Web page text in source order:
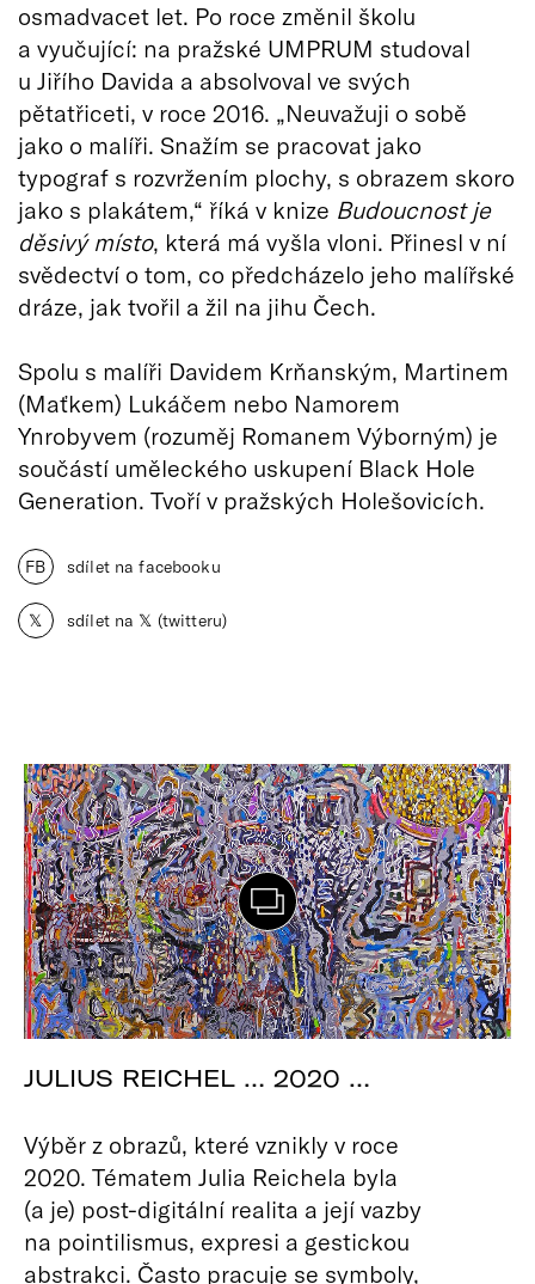
osmadvacet let. Po roce změnil školu
a vyučující: na pražské UMPRUM studoval
u Jiřího Davida a absolvoval ve svých
pětatřiceti, v roce 2016. „Neuvažuji o sobě
jako o malíři. Snažím se pracovat jako
typograf s rozvržením plochy, s obrazem skoro
jako s plakátem,“ říká v knize Budoucnost je
děsivý místo, která má vyšla vloni. Přinesl v ní
svědectví o tom, co předcházelo jeho malířské
dráze, jak tvořil a žil na jihu Čech.
Spolu s malíři Davidem Krňanským, Martinem
(Maťkem) Lukáčem nebo Namorem
Ynrobyvem (rozuměj Romanem Výborným) je
součástí uměleckého uskupení Black Hole
Generation. Tvoří v pražských Holešovicích.
FB sdílet na facebooku
𝕏 sdílet na 𝕏 (twitteru)
JULIUS REICHEL … 2020 …
Výběr z obrazů, které vznikly v roce
2020. Tématem Julia Reichela byla
(a je) post-digitální realita a její vazby
na pointilismus, expresi a gestickou
abstrakci. Často pracuje se symboly,